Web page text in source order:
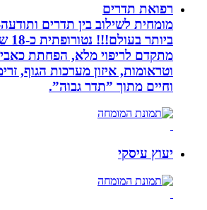
רפואת תדרים
מומחית לשילוב בין תדרים ותודעה- כלי
ביותר בעולם!!!
מתקדם לריפוי מלא, הפחתת כאבים,
וטראומות, איזון מערכות הגוף, זרימה
וחיים מתוך ”תדר גבוה”.
יעוץ עיסקי